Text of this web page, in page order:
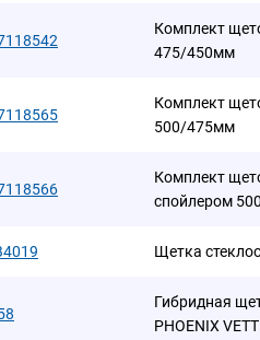
Комплект
475/450мм
Комплект
500/475мм
Комплект
спойлером
Щетка
Гибридная
PHOENIX